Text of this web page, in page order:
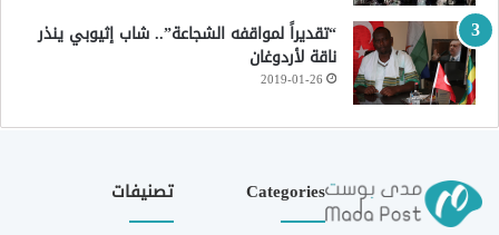
“تقديراً لمواقفه الشجاعة”.. شاب إثيوبي ينذر
ناقة لأردوغان
2019-01-26
Categories تصنيفات